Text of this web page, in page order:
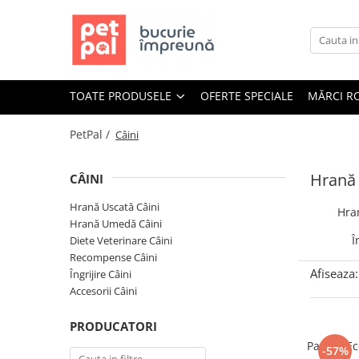
Toate Produsele
Câine Junior
Câine Senior
Câine Junior
Câine Adult
Diete Veterinare Câini
Recompense Câini
TOATE PRODUSELE OFERTE SPECIALE MĂRCI
PetPal / Câini
CÂINI
Hrană Uscată Câini
Hrană Umedă Câini
Diete Veterinare Câini
Recompense Câini
Îngrijire Câini
Accesorii Câini
PRODUCATORI
Afiseaza:
-57%
Pachet